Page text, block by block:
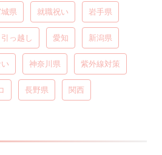
県 就職祝い 岩手県
引っ越し 愛知 新潟県
神奈川県 紫外線対策
長野県 関西